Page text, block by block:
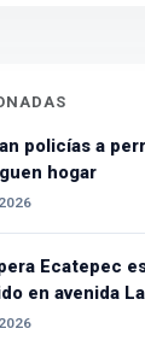
policías a
hogar
Ecatepec
en avenida